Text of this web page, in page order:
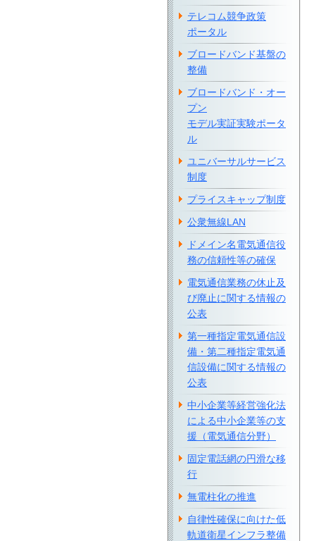
テレコム競争政策
ポータル
ブロードバンド基盤の
整備
ブロードバンド・オー
プン
モデル実証実験ポータ
ル
ユニバーサルサービス
制度
プライスキャップ制度
公衆無線LAN
ドメイン名電気通信役
務の信頼性等の確保
電気通信業務の休止及
び廃止に関する情報の
公表
第一種指定電気通信設
備・第二種指定電気通
信設備に関する情報の
公表
中小企業等経営強化法
による中小企業等の支
援（電気通信分野）
固定電話網の円滑な移
行
無電柱化の推進
自律性確保に向けた低
軌道衛星インフラ整備